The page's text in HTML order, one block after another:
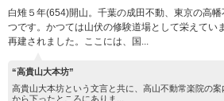
白雉５年(654)開山。千葉の成田不動、東京の高
つです。かつては山伏の修験道場として栄えてい
再建されました。ここには、国...
“高貴山大本坊”
高貴山大本坊という文言と共に、高山不動常楽院の
から下ったところにありま...